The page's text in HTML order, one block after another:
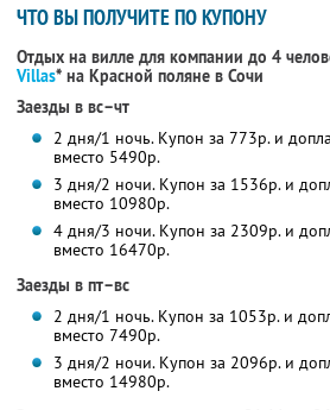
ЧТО ВЫ ПОЛУЧИТЕ ПО КУПОНУ
Отдых на вилле для компании до 4
Villas* на Красной поляне в Сочи
Заезды в вс–чт
2 дня/1 ночь. Купон за 773р. и
вместо 5490р.
3 дня/2 ночи. Купон за 1536р. и
вместо 10980р.
4 дня/3 ночи. Купон за 2309р. и
вместо 16470р.
Заезды в пт–вс
2 дня/1 ночь. Купон за 1053р. и
вместо 7490р.
3 дня/2 ночи. Купон за 2096р. и
вместо 14980р.